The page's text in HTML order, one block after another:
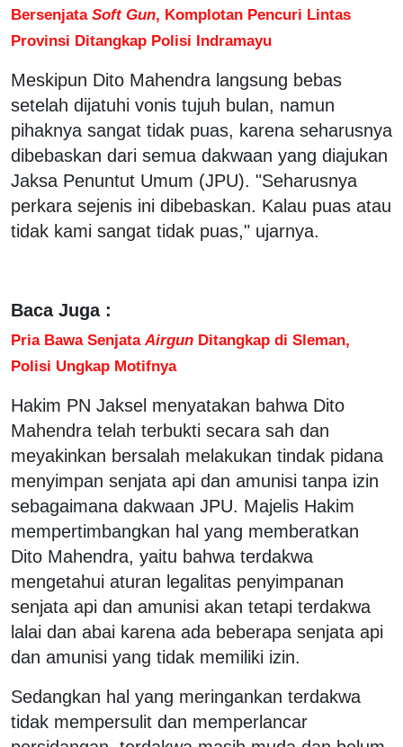
Bersenjata Soft Gun, Komplotan Pencuri Lintas
Provinsi Ditangkap Polisi Indramayu
Meskipun Dito Mahendra langsung bebas
setelah dijatuhi vonis tujuh bulan, namun
pihaknya sangat tidak puas, karena seharusnya
dibebaskan dari semua dakwaan yang diajukan
Jaksa Penuntut Umum (JPU). "Seharusnya
perkara sejenis ini dibebaskan. Kalau puas atau
tidak kami sangat tidak puas," ujarnya.
Baca Juga :
Pria Bawa Senjata Airgun Ditangkap di Sleman,
Polisi Ungkap Motifnya
Hakim PN Jaksel menyatakan bahwa Dito
Mahendra telah terbukti secara sah dan
meyakinkan bersalah melakukan tindak pidana
menyimpan senjata api dan amunisi tanpa izin
sebagaimana dakwaan JPU. Majelis Hakim
mempertimbangkan hal yang memberatkan
Dito Mahendra, yaitu bahwa terdakwa
mengetahui aturan legalitas penyimpanan
senjata api dan amunisi akan tetapi terdakwa
lalai dan abai karena ada beberapa senjata api
dan amunisi yang tidak memiliki izin.
Sedangkan hal yang meringankan terdakwa
tidak mempersulit dan memperlancar